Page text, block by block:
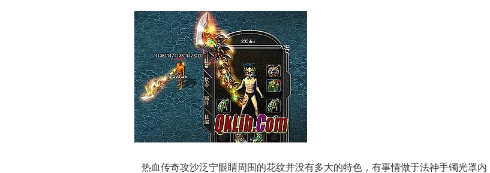
热血传奇攻沙泛宁眼睛周围的花纹并没有多大的特色，有事情做于法神手镯光罩内